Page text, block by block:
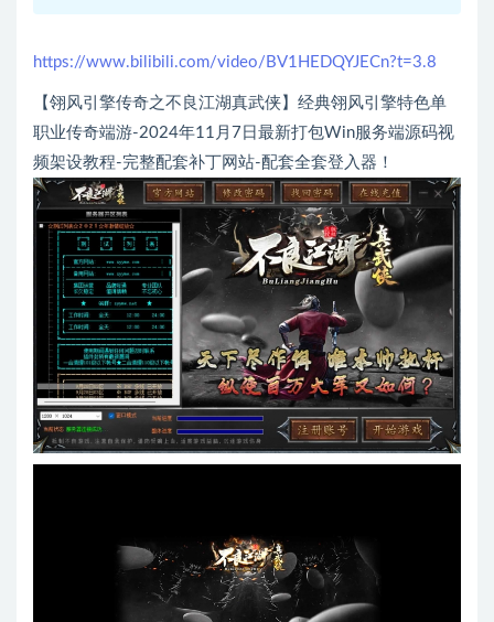
https://www.bilibili.com/video/BV1HEDQYJECn?t=3.8
【翎风引擎传奇之不良江湖真武侠】经典翎风引擎特色单
职业传奇端游-2024年11月7日最新打包Win服务端源码视
频架设教程-完整配套补丁网站-配套全套登入器！